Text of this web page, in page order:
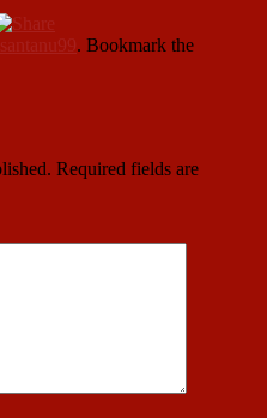
santanu99. Bookmark the
Required fields are